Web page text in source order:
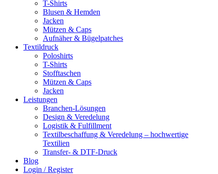
T-Shirts
Blusen & Hemden
Jacken
Mützen & Caps
Aufnäher & Bügelpatches
Textildruck
Poloshirts
T-Shirts
Stofftaschen
Mützen & Caps
Jacken
Leistungen
Branchen-Lösungen
Design & Veredelung
Logistik & Fulfillment
Textilbeschaffung & Veredelung – hochwertige
Textilien
Transfer- & DTF-Druck
Blog
Login / Register